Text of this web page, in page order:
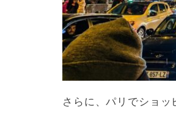
さらに、パリでショッ